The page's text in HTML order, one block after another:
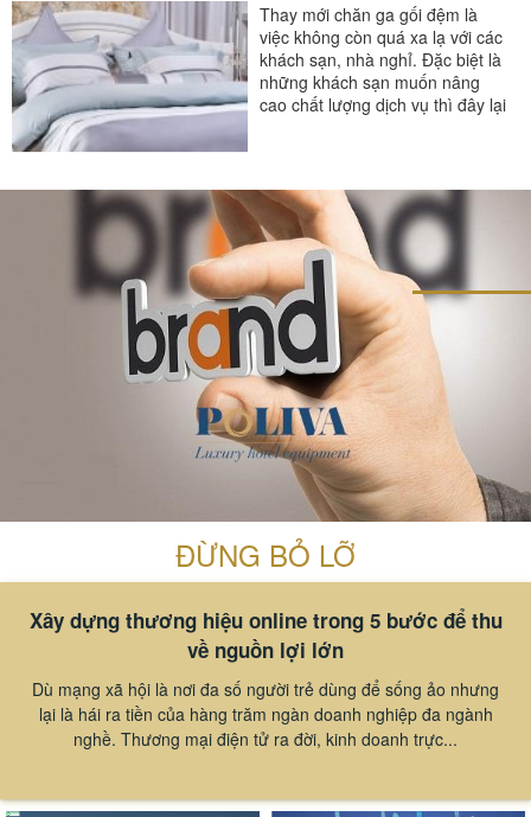
Thay mới chăn ga gối đệm là
việc không còn quá xa lạ với các
khách sạn, nhà nghỉ. Đặc biệt là
những khách sạn muốn nâng
cao chất lượng dịch vụ thì đây lại
ĐỪNG BỎ LỠ
Xây dựng thương hiệu online trong 5 bước để thu
về nguồn lợi lớn
Dù mạng xã hội là nơi đa số người trẻ dùng để sống ảo nhưng
lại là hái ra tiền của hàng trăm ngàn doanh nghiệp đa ngành
nghề. Thương mại điện tử ra đời, kinh doanh trực...